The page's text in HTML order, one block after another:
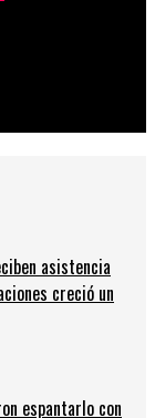
asistencia
creció un
espantarlo con